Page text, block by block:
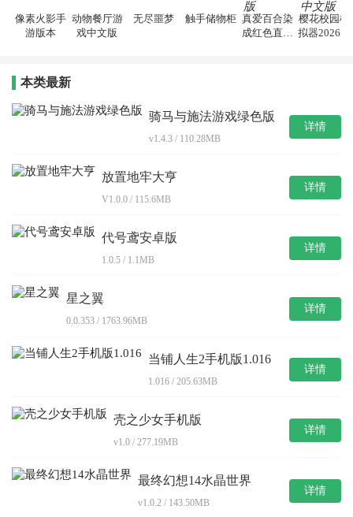
像素火影手
游版本
动物餐厅游
戏中文版
无尽噩梦 触手储物柜 真爱百合染
成红色直装
樱花校园模
拟器2026中
本类最新
骑马与施法游戏绿色版
v1.4.3 / 110.28MB
详情
放置地牢大亨
V1.0.0 / 115.6MB
详情
代号鸢安卓版
1.0.5 / 1.1MB
详情
星之翼
0.0.353 / 1763.96MB
详情
当铺人生2手机版1.016
1.016 / 205.63MB
详情
壳之少女手机版
v1.0 / 277.19MB
详情
最终幻想14水晶世界
v1.0.2 / 143.50MB
详情